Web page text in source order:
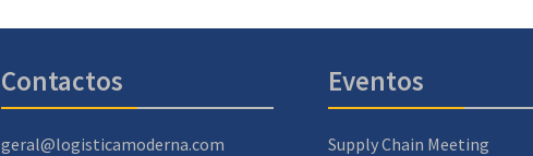
Contactos
geral@logisticamoderna.com
Eventos
Supply Chain Meeting